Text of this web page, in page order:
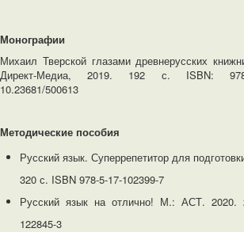
Монографии
Михаил Тверской глазами древнерусских
Директ-Медиа, 2019. 192 с. ISBN: 978-
10.23681/500613
Методические пособия
Русский язык. Суперрепетитор для
320 с. ISBN 978-5-17-102399-7
Русский язык на отлично! М.: АСТ. 2020.
122845-3